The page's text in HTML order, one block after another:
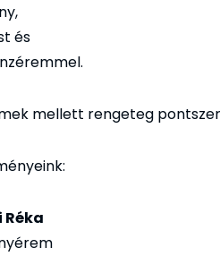
és
mellett rengeteg
Réka